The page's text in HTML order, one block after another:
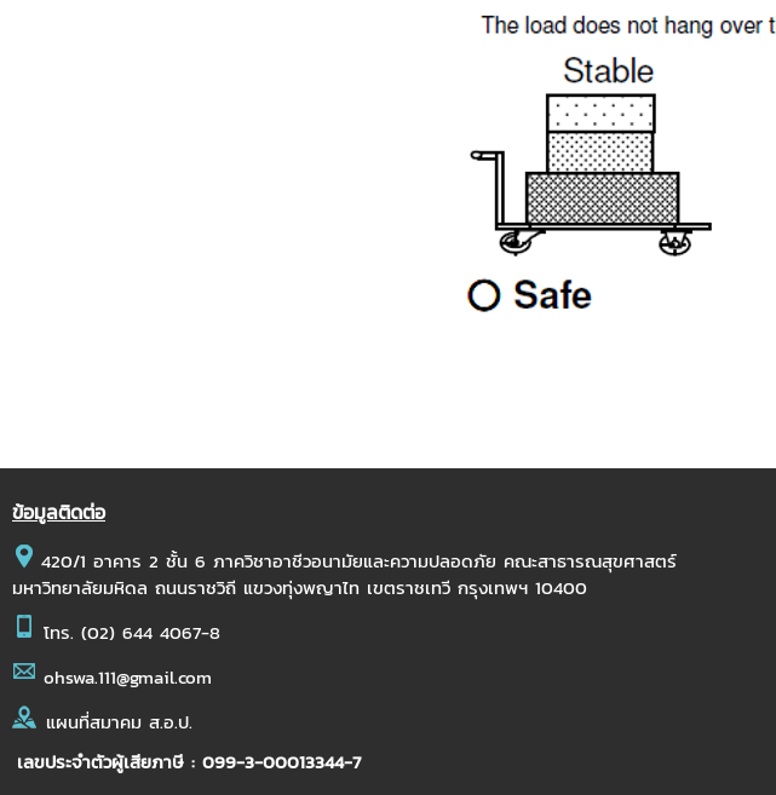
ข้อมูลติดต่อ
420/1 อาคาร 2 ชั้น 6 ภาควิชาอาชีวอนามัยและความปลอดภัย คณะสาธารณสุขศาสตร์
มหาวิทยาลัยมหิดล ถนนราชวิถี แขวงทุ่งพญาไท เขตราชเทวี กรุงเทพฯ 10400
โทร. (02) 644 4067-8
ohswa.111@gmail.com
แผนที่สมาคม ส.อ.ป.
เลขประจำตัวผู้เสียภาษี : 099-3-00013344-7